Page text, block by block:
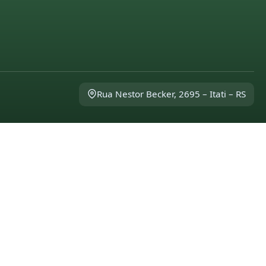
Rua Nestor Becker, 2695 – Itati – RS